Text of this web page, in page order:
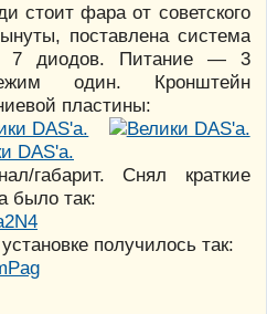
стоит фара от советского
поставлена система
7 диодов. Питание — 3
один. Кронштейн
пластины:
габарит. Снял краткие
было так:
получилось так: